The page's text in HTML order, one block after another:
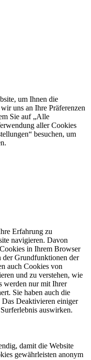
um Ihnen die
uns an Ihre Präferenzen
Sie auf „Alle
aller Cookies
besuchen, um
Erfahrung zu
navigieren. Davon
in Ihrem Browser
der Grundfunktionen der
auch Cookies von
und zu verstehen, wie
werden nur mit Ihrer
Sie haben auch die
Deaktivieren einiger
auswirken.
damit die Website
gewährleisten anonym